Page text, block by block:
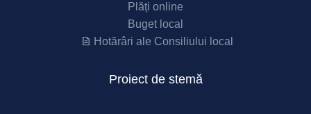
Plăți online
Buget local
Hotărâri ale Consiliului local
Proiect de stemă